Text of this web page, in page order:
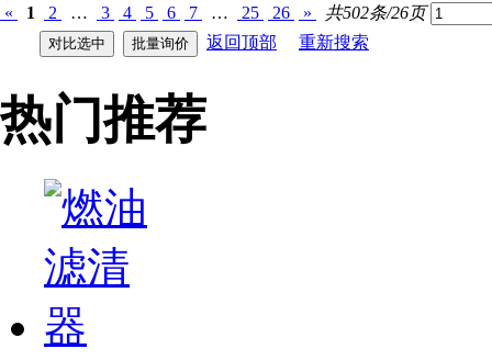
« 1 2 … 3 4 5 6 7 … 25 26 »
共502条/26页
返回顶部
重新搜索
热门推荐